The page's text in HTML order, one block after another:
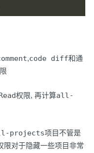
,code diff和通
权限, 再计算all-
projects项目不管是
限对于隐藏一些项目非常